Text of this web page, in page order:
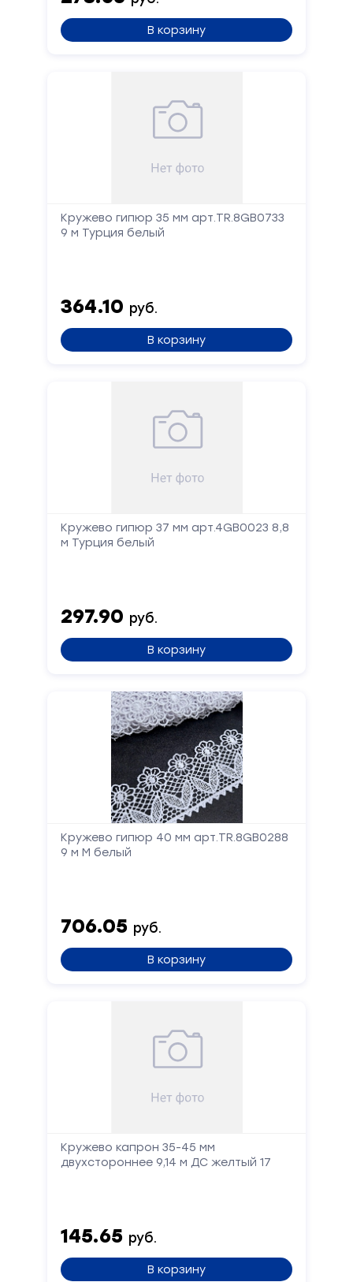
В корзину
Кружево гипюр 35 мм арт.TR.8GB0733
9 м Турция белый
364.10 руб.
В корзину
Кружево гипюр 37 мм арт.4GB0023 8,8
м Турция белый
297.90 руб.
В корзину
Кружево гипюр 40 мм арт.TR.8GB0288
9 м М белый
706.05 руб.
В корзину
Кружево капрон 35-45 мм
двухстороннее 9,14 м ДС желтый 17
145.65 руб.
В корзину